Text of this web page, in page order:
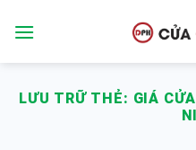
qua
LƯU TRỮ THẺ: GIÁ